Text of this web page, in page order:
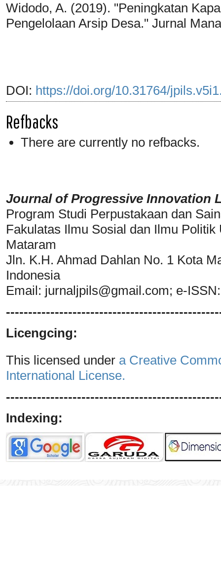
Widodo, A. (2019). "Peningkatan
Pengelolaan Arsip Desa." Jurnal
DOI: https://doi.org/10.31764/
Refbacks
There are currently no refbacks.
Journal of Progressive Innovation
Program Studi Perpustakaan dan
Fakulatas Ilmu Sosial dan Ilmu
Mataram
Jln. K.H. Ahmad Dahlan No. 1 Kota
Indonesia
Email: jurnaljpils@gmail.com; e-
Licengcing:
This licensed under a Creative
International License.
Indexing: